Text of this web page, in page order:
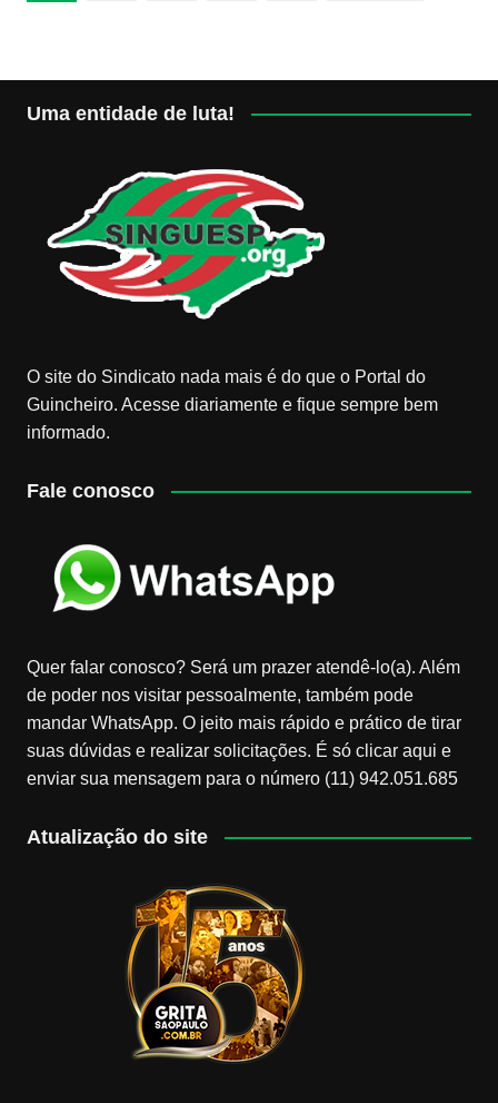
Uma entidade de luta!
O site do Sindicato nada mais é do que o Portal do
Guincheiro. Acesse diariamente e fique sempre bem
informado.
Fale conosco
Quer falar conosco? Será um prazer atendê-lo(a). Além
de poder nos visitar pessoalmente, também pode
mandar WhatsApp. O jeito mais rápido e prático de tirar
suas dúvidas e realizar solicitações. É só clicar aqui e
enviar sua mensagem para o número (11) 942.051.685
Atualização do site